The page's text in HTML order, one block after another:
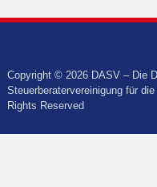
Copyright © 2026 DASV – Die
Steuerberatervereinigung für
Rights Reserved